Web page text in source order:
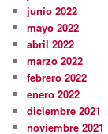
junio 2022
mayo 2022
abril 2022
marzo 2022
febrero 2022
enero 2022
diciembre 2021
noviembre 2021